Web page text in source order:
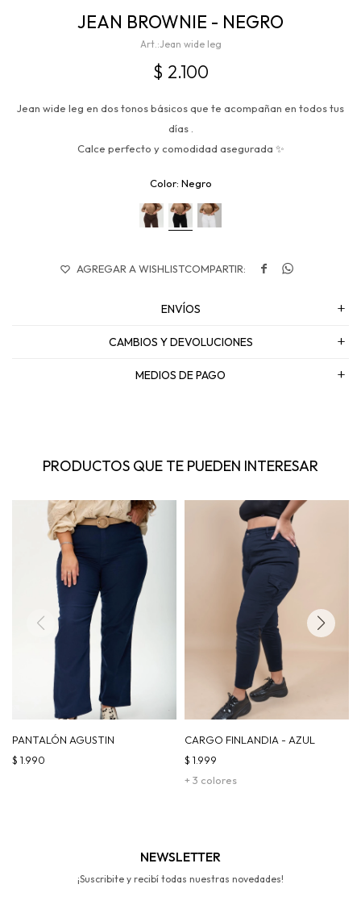
JEAN BROWNIE - NEGRO
Jean wide leg
$ 2.100
Jean wide leg en dos tonos básicos que te acompañan en todos tus
días .
Calce perfecto y comodidad asegurada ✨
Negro
 
ENVÍOS
CAMBIOS Y DEVOLUCIONES
MEDIOS DE PAGO
PRODUCTOS QUE TE PUEDEN INTERESAR
PANTALÓN AGUSTIN
$ 1.990
CARGO FINLANDIA - AZUL
+ 3 colores
$ 1.999
NEWSLETTER
¡Suscribite y recibí todas nuestras novedades!